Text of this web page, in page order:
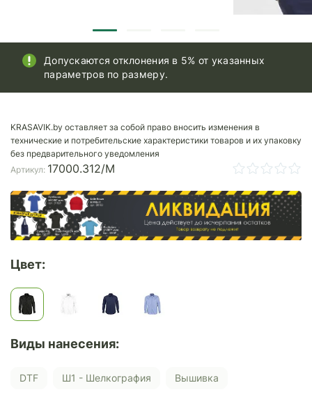
Допускаются отклонения в 5% от указанных
параметров по размеру.
KRASAVIK.by оставляет за собой право вносить изменения в
технические и потребительские характеристики товаров и их упаковку
без предварительного уведомления
Артикул: 17000.312/M
Цвет:
Виды нанесения:
DTF Ш1 - Шелкография Вышивка